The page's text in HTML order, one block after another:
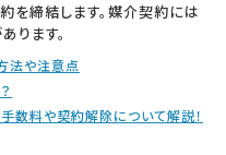
締結します。媒介契約には
ります。
法や注意点
数料や契約解除について解説！